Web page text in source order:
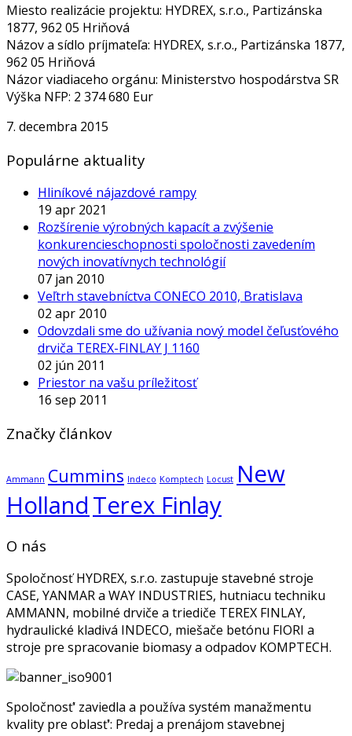
Miesto realizácie projektu: HYDREX, s.r.o., Partizánska
1877, 962 05 Hriňová
Názov a sídlo príjmateľa: HYDREX, s.r.o., Partizánska 1877,
962 05 Hriňová
Názor viadiaceho orgánu: Ministerstvo hospodárstva SR
Výška NFP: 2 374 680 Eur
7. decembra 2015
Populárne aktuality
Hliníkové nájazdové rampy
19 apr 2021
Rozšírenie výrobných kapacít a zvýšenie
konkurencieschopnosti spoločnosti zavedením
nových inovatívnych technológií
07 jan 2010
Veľtrh stavebníctva CONECO 2010, Bratislava
02 apr 2010
Odovzdali sme do užívania nový model čeľusťového
drviča TEREX-FINLAY J 1160
02 jún 2011
Priestor na vašu príležitosť
16 sep 2011
Značky článkov
Ammann Cummins Indeco Komptech Locust New
Holland Terex Finlay
O nás
Spoločnosť HYDREX, s.r.o. zastupuje stavebné stroje
CASE, YANMAR a WAY INDUSTRIES, hutniacu techniku
AMMANN, mobilné drviče a triediče TEREX FINLAY,
hydraulické kladivá INDECO, miešače betónu FIORI a
stroje pre spracovanie biomasy a odpadov KOMPTECH.
Spoločnosť‘ zaviedla a používa systém manažmentu
kvality pre oblasť‘: Predaj a prenájom stavebnej